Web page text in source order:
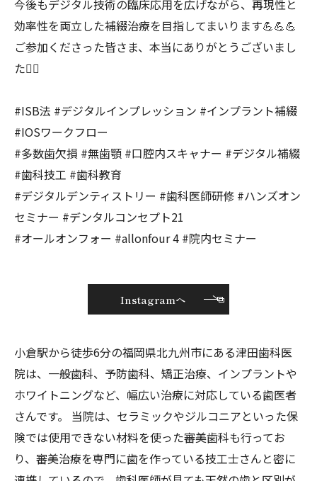
今後もデジタル技術の臨床応用を広げながら、再現性と
効率性を両立した補綴治療を目指してまいります💪💪💪
ご参加くださった皆さま、本当にありがとうございまし
た🙇‍♀️
#ISB法 #デジタルインプレッション #インプラント補綴
#IOSワークフロー
#多数歯欠損 #無歯顎 #口腔内スキャナー #デジタル補綴
#歯科技工 #歯科教育
#デジタルデンティストリー #歯科医師研修 #ハンズオン
セミナー #デンタルコンセプト21
#オールオンフォー #allonfour 4 #院内セミナー
Instagramへ
小倉駅から徒歩6分の福岡県北九州市にある津田歯科医
院は、一般歯科、予防歯科、矯正治療、インプラントや
ホワイトニングなど、幅広い治療に対応している歯医者
さんです。 当院は、セラミックやジルコニアといった保
険では使用できない材料を使った審美歯科も行ってお
り、審美治療を専門に歯を作っている技工士さんと密に